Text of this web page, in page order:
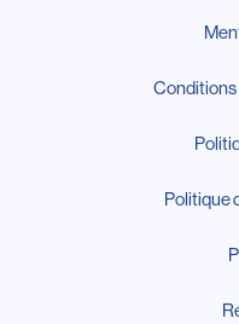
Conditions
Politique